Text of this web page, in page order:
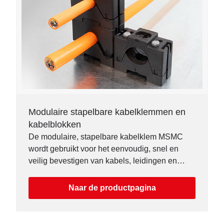
Modulaire stapelbare kabelklemmen en
kabelblokken
De modulaire, stapelbare kabelklem MSMC
wordt gebruikt voor het eenvoudig, snel en
veilig bevestigen van kabels, leidingen en
Naar de productpagina